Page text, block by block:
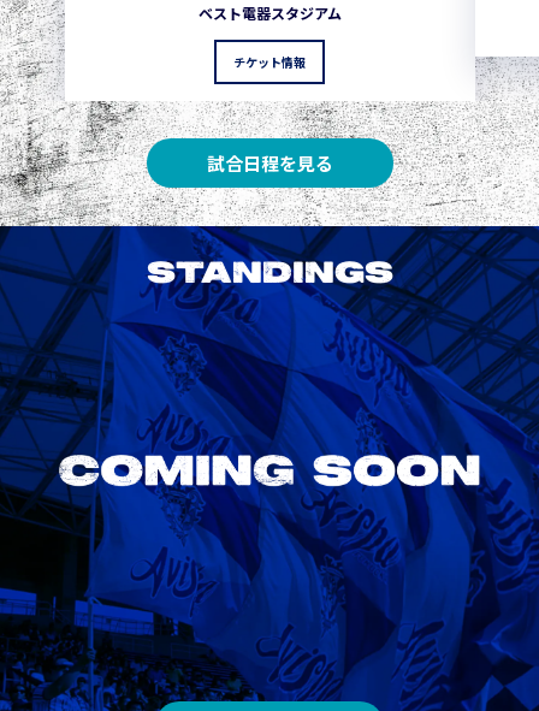
ベスト電器スタジアム
チケット情報
試合日程を見る
STANDINGS